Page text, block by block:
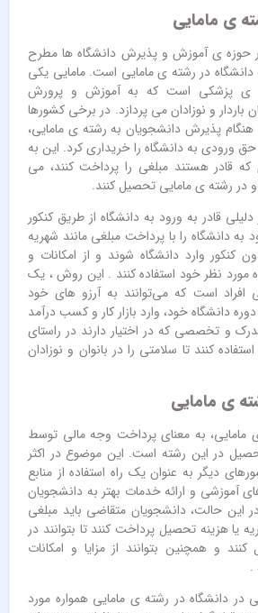
ی مامایی
حوزه ی آموزش و پذیرش دانشگاه ها مطرح
در رشته ی مامایی است. مامایی یکی
ی پزشکی است که به آموزش و پرورش
و نوزادان می پردازد. در برخی کشورها
پذیرش دانشجویان به رشته ی مامایی،
ورودی به دانشگاه را خریداری کرد. این به
قادر هستند مبلغی را پرداخت کنند، می
و در رشته ی مامایی تحصیل کنند.
قادر به ورود به دانشگاه از طریق کنکور
به دانشگاه را با پرداخت مبلغی مانند شهریه
کنکور وارد دانشگاه شوند و از امکانات و
مورد نظر خود استفاده کنند . این روش ، یک
است که می‌توانند به آرزو های خود
دانشگاه خود، وارد بازار کار و کسب درآمد
و تخصصی که در اختیار دارند در راستای
کنند تا سلامتی را در بانوان و نوزادان
ی مامایی
به معنای پرداخت وجه مالی توسط
در این رشته است. این موضوع در اکثر
دیگر به عنوان یک راه استفاده از منابع
آموزشی و ارائه خدمات بهتر به دانشجویان
این حالت، دانشجویان متقاضی باید مبلغی
هزینه تحصیل پرداخت کنند تا بتوانند در
و همچنین بتوانند از مزایا و امکانات
.
در دانشگاه در رشته ی مامایی همواره مورد